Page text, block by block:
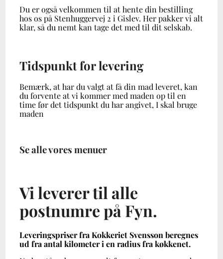
Du er også velkommen til at hente din bestilling
hos os på Stenhuggervej 2 i Gislev. Her pakker vi alt
klar, så du nemt kan tage det med til dit selskab.
Tidspunkt for levering
Bemærk, at har du valgt at få din mad leveret, kan
du forvente at vi kommer med maden op til en
time før det tidspunkt du har angivet, I skal bruge
maden
Se alle vores menuer
Vi leverer til alle
postnumre på Fyn.
Leveringspriser fra Kokkeriet Svensson beregnes
ud fra antal kilometer i en radius fra køkkenet.